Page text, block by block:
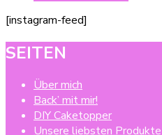
[instagram-feed]
SEITEN
Über mich
Back’ mit mir!
DIY Caketopper
Unsere liebsten Produkte